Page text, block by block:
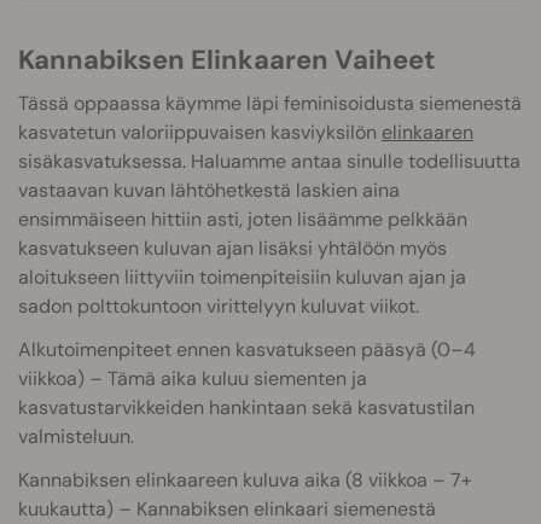
Kannabiksen Elinkaaren Vaiheet
Tässä oppaassa käymme läpi feminisoidusta siemenestä
kasvatetun valoriippuvaisen kasviyksilön elinkaaren
sisäkasvatuksessa. Haluamme antaa sinulle todellisuutta
vastaavan kuvan lähtöhetkestä laskien aina
ensimmäiseen hittiin asti, joten lisäämme pelkkään
kasvatukseen kuluvan ajan lisäksi yhtälöön myös
aloitukseen liittyviin toimenpiteisiin kuluvan ajan ja
sadon polttokuntoon virittelyyn kuluvat viikot.
Alkutoimenpiteet ennen kasvatukseen pääsyä (0–4
viikkoa) – Tämä aika kuluu siementen ja
kasvatustarvikkeiden hankintaan sekä kasvatustilan
valmisteluun.
Kannabiksen elinkaareen kuluva aika (8 viikkoa – 7+
kuukautta) – Kannabiksen elinkaari siemenestä